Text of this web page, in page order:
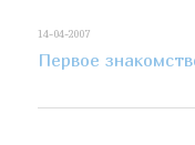
14-04-2007
Первое